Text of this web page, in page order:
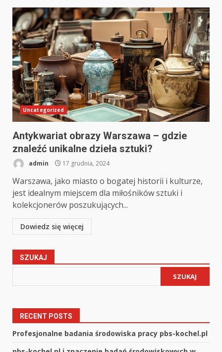
Uncategorized
Antykwariat obrazy Warszawa – gdzie
znaleźć unikalne dzieła sztuki?
admin 17 grudnia, 2024
Warszawa, jako miasto o bogatej historii i kulturze,
jest idealnym miejscem dla miłośników sztuki i
kolekcjonerów poszukujących...
Dowiedz się więcej
SZUKAJ
SZUKAJ
RECENT POSTS
Profesjonalne badania środowiska pracy pbs-kochel.pl